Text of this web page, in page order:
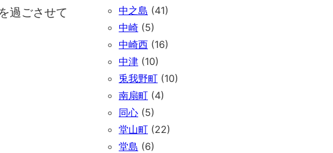
過ごさせて
中之島 (41)
中崎 (5)
中崎西 (16)
中津 (10)
兎我野町 (10)
南扇町 (4)
同心 (5)
堂山町 (22)
堂島 (6)